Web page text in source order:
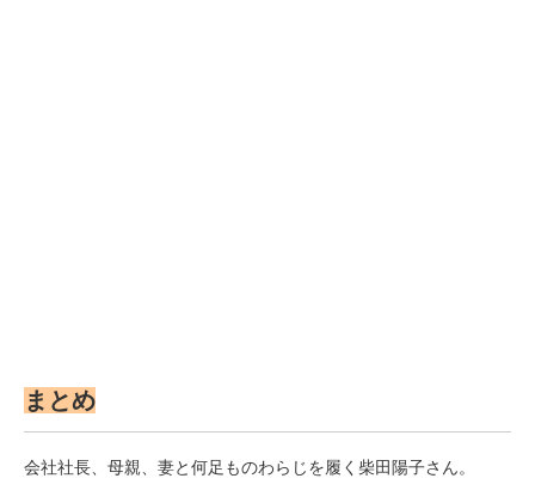
まとめ
会社社長、母親、妻と何足ものわらじを履く柴田陽子さん。